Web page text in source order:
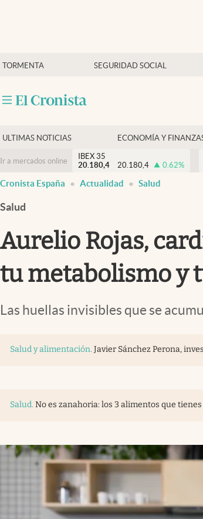
TORMENTA SEGURIDAD SOCIAL
Economía y finanzas
Criptomonedas
ULTIMAS NOTICIAS ECONOMÍA Y
Ir a mercados online
IBEX 35
20.180,4
20.180,4 0.62%
Cronista España Actualidad Salud
Salud
Aurelio Rojas,
tu metabolismo y
Las huellas invisibles que se
Salud y alimentación. Javier Sánchez Perona,
Salud. No es zanahoria: los 3 alimentos que